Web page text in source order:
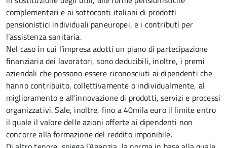
complementari e ai sottoconti italiani di prodotti
pensionistici individuali paneuropei, e i contributi per
l’assistenza sanitaria.
Nel caso in cui l’impresa adotti un piano di partecipazione
finanziaria dei lavoratori, sono deducibili, inoltre, i premi
aziendali che possono essere riconosciuti ai dipendenti che
hanno contribuito, collettivamente o individualmente, al
miglioramento e all’innovazione di prodotti, servizi e processi
organizzativi. Sale, inoltre, fino a 40mila euro il limite entro
il quale il valore delle azioni offerte ai dipendenti non
concorre alla formazione del reddito imponibile.